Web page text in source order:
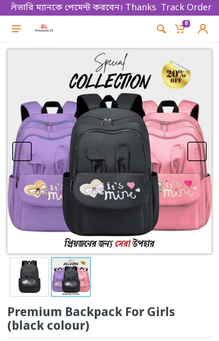
ম্যানকে পেমেন্ট করবেন। Thanks for shopping!
Track Order
0
Premium Backpack For Girls
(black colour)